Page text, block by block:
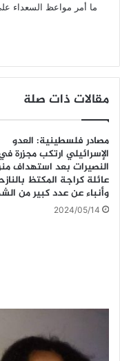
ما أمر مواعظ السعداء
مقالات ذات صلة
مصادر فلسطينية: العدو
الإسرائيلي ارتكب مجزرة
النصيرات بعد استهداف
عائلة كراجة المكتظ
وأنباء عن عدد كبير من
2024/05/14